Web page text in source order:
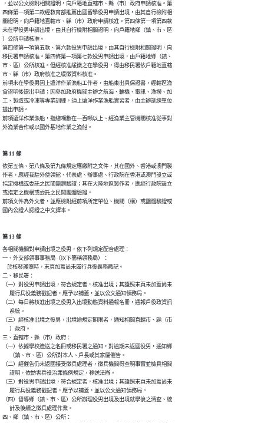
，並以公文檢附相關證明，向戶籍地直轄市、縣（市）政府申請核准。第
四條第一項第二款經教育部推薦出國留學役男申請出境，由其自行檢附相
關證明，向戶籍地直轄市、縣（市）政府申請核准。第四條第一項第四款
未在學役男申請出境，由其自行檢附相關證明，向戶籍地鄉（鎮、市、區
）公所申請核准。
第四條第一項第五款、第六款役男申請出境，由其自行檢附相關證明，向
移民署申請核准。第四條第一項第七款役男申請出境，由戶籍地鄉（鎮、
市、區）公所核准。但經核准緩徵之在學役男，得由移民署依戶籍地直轄
市、縣（市）政府核准之緩徵資料核准。
前項未在學役男因上遠洋作業漁船工作者，由船東出具保證書，經轄區漁
會證明後提出申請；因參加政府機關主辦之航海、輪機、電訊、漁撈、加
工、製造或冷凍等專業訓練，須上遠洋作業漁船實習者，由主辦訓練單位
提出申請。
前項遠洋作業漁船，指總噸數在一百噸以上、經漁業主管機關核准從事對
外漁業合作或以國外基地作業之漁船。
第 11 條
依第五條、第八條及第九條規定應繳附之文件，其在國外、香港或澳門製
作者，應經我駐外使領館、代表處、辦事處、行政院在香港或澳門設立或
指定機構或委託之民間團體驗證；其在大陸地區製作者，應經行政院設立
或指定之機構或委託之民間團體驗證。
前項文件為外文者，並應檢附經前項所定單位、機關（構）或團體驗證或
國內公證人認證之中文譯本。
第 13 條
各相關機關對申請出境之役男，依下列規定配合處理：
一、外交部領事事務局（以下簡稱領務局）：
    於核發護照時，末頁加蓋尚未履行兵役義務戳記。
二、移民署：
（一）對役男申請出境，符合規定者，核准出境；其護照末頁未加蓋尚未
      履行兵役義務戳記者，應予以補蓋，並以公文通知領務局。
（二）每日將核准出境之役男入出境動態資料通報名冊，通報戶役政資訊
      系統。
（三）經核准出境之役男，出境逾規定期限者，通知相關直轄市、縣（市
      ）政府。
三、直轄市、縣（市）政府：
（一）依據學校造送之名冊或移民署之通知，對逾期未返國役男，通知鄉
      （鎮、市、區）公所對本人、戶長或其家屬催告。
（二）經催告仍未返國接受徵兵處理者，徵兵機關得查明事實並檢具相關
      證明，依妨害兵役治罪條例規定，移送法辦。
（三）對役男申請出境，符合規定者，核准出境；其護照末頁未加蓋尚未
      履行兵役義務戳記者，應予以補蓋，並以公文通知領務局。
（四）督導鄉（鎮、市、區）公所辦理役男出境及出境就學後之清查、統
      計及後續之徵兵處理作業。
四、鄉（鎮、市、區）公所：